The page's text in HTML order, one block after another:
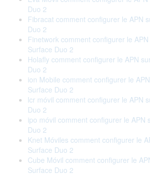
Duo 2
Fibracat comment configurer le APN
Duo 2
Finetwork comment configurer le
Surface Duo 2
Holafly comment configurer le APN
Duo 2
ion Mobile comment configurer le
Surface Duo 2
lcr móvil comment configurer le APN
Duo 2
ipo móvil comment configurer le APN
Duo 2
Knet Móviles comment configurer le
Surface Duo 2
Cube Móvil comment configurer le
Surface Duo 2